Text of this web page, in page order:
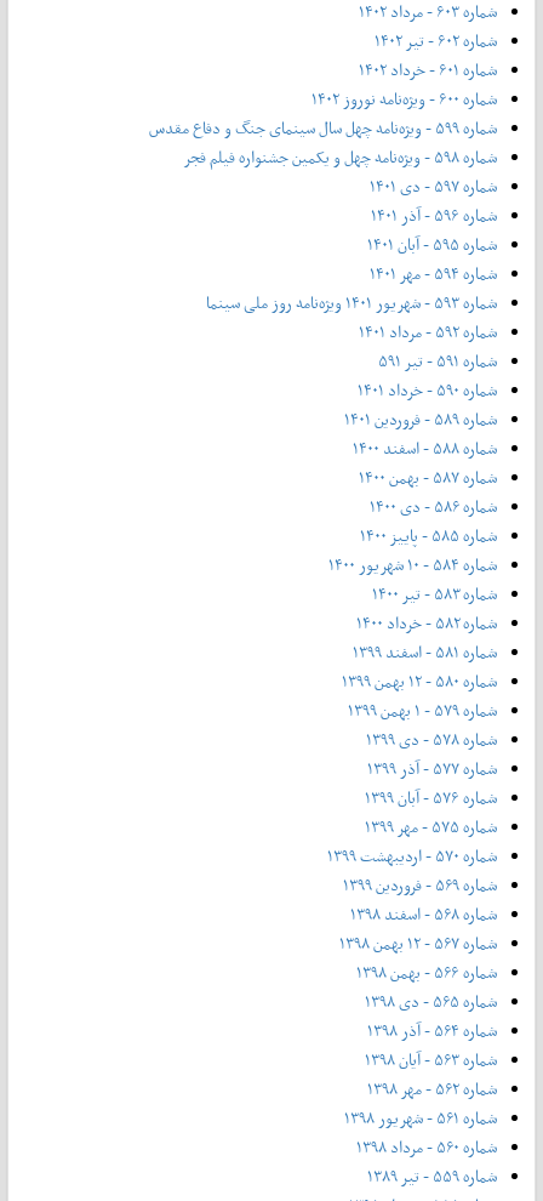
شماره ۶۰۳ - مرداد ۱۴۰۲
شماره ۶۰۲ - تیر ۱۴۰۲
شماره ۶۰۱ - خرداد ۱۴۰۲
شماره ۶۰۰ - ویژه‌نامه نوروز ۱۴۰۲
شماره ۵۹۹ - ویژه‌نامه چهل سال سینمای جنگ و دفاع مقدس
شماره ۵۹۸ - ویژه‌نامه چهل و یکمین جشنواره فیلم فجر
شماره ۵۹۷ - دی ۱۴۰۱
شماره ۵۹۶ - آذر ۱۴۰۱
شماره ۵۹۵ - آبان ۱۴۰۱
شماره ۵۹۴ - مهر ۱۴۰۱
شماره ۵۹۳ - شهریور ۱۴۰۱ ویژه‌نامه روز ملی سینما
شماره ۵۹۲ - مرداد ۱۴۰۱
شماره ۵۹۱ - تیر ۵۹۱
شماره ۵۹۰ - خرداد ۱۴۰۱
شماره ۵۸۹ - فروردین ۱۴۰۱
شماره ۵۸۸ - اسفند ۱۴۰۰
شماره ۵۸۷ - بهمن ۱۴۰۰
شماره ۵۸۶ - دی ۱۴۰۰
شماره ۵۸۵ - پاییز ۱۴۰۰
شماره ۵۸۴ - ۱۰ شهریور ۱۴۰۰
شماره ۵۸۳ - تیر ۱۴۰۰
شماره ۵۸۲ - خرداد ۱۴۰۰
شماره ۵۸۱ - اسفند ۱۳۹۹
شماره ۵۸۰ - ۱۲ بهمن ۱۳۹۹
شماره ۵۷۹ - ۱ بهمن ۱۳۹۹
شماره ۵۷۸ - دی ۱۳۹۹
شماره ۵۷۷ - آذر ۱۳۹۹
شماره ۵۷۶ - آبان ۱۳۹۹
شماره ۵۷۵ - مهر ۱۳۹۹
شماره ۵۷۰ - اردیبهشت ۱۳۹۹
شماره ۵۶۹ - فروردین ۱۳۹۹
شماره ۵۶۸ - اسفند ۱۳۹۸
شماره ۵۶۷ - ۱۲ بهمن ۱۳۹۸
شماره ۵۶۶ - بهمن ۱۳۹۸
شماره ۵۶۵ - دی ۱۳۹۸
شماره ۵۶۴ - آذر ۱۳۹۸
شماره ۵۶۳ - آیان ۱۳۹۸
شماره ۵۶۲ - مهر ۱۳۹۸
شماره ۵۶۱ - شهریور ۱۳۹۸
شماره ۵۶۰ - مرداد ۱۳۹۸
شماره ۵۵۹ - تیر ۱۳۸۹